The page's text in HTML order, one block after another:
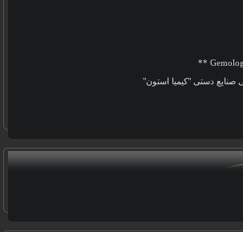
صنایع دستی "کیمیا استون"